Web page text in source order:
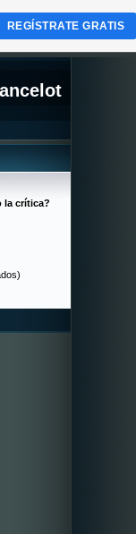
la crítica?
)
REGÍSTRATE GRATIS